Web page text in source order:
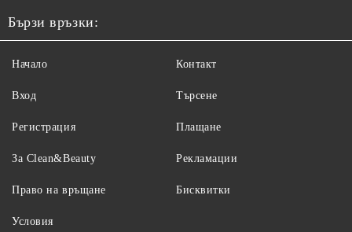
Бързи връзки:
Начало
Вход
Регистрация
За Clean&Beauty
Контакт
Търсене
Плащане
Рекламации
Право на връщане
Условия
Бисквитки